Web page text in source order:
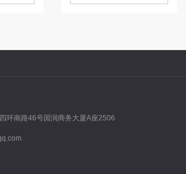
环南路46号国润商务大厦A座2506